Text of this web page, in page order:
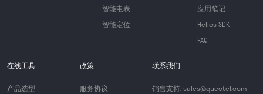
智能电表
智能定位
应用笔记
Helios SDK
FAQ
在线工具
产品选型
政策
服务协议
联系我们
销售支持: sales@quectel.com